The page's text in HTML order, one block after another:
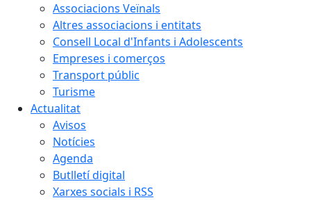
Associacions Veïnals
Altres associacions i entitats
Consell Local d'Infants i Adolescents
Empreses i comerços
Transport públic
Turisme
Actualitat
Avisos
Notícies
Agenda
Butlletí digital
Xarxes socials i RSS